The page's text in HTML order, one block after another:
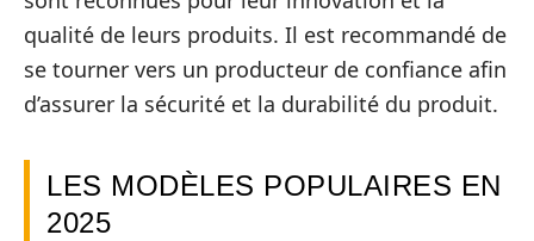
qualité de leurs produits. Il est recommandé de
se tourner vers un producteur de confiance afin
d’assurer la sécurité et la durabilité du produit.
LES MODÈLES POPULAIRES EN
2025